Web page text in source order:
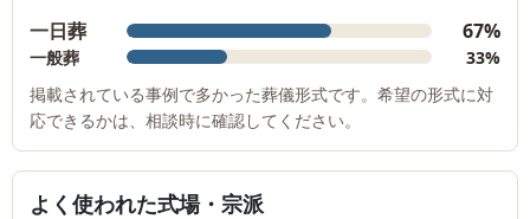
一日葬 67%
一般葬
33%
掲載されている事例で多かった葬儀形式です。希望の形式に対
応できるかは、相談時に確認してください。
よく使われた式場・宗派